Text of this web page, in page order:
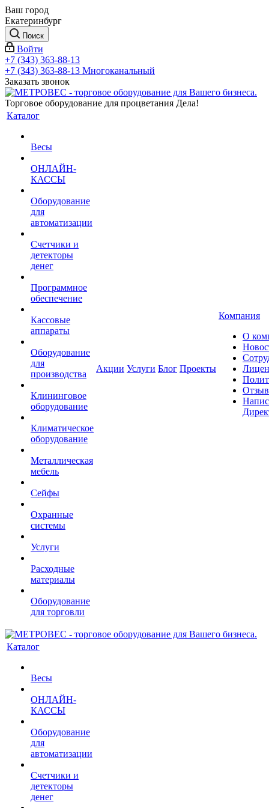
Ваш город
Екатеринбург
Поиск
Войти
+7 (343) 363-88-13
+7 (343) 363-88-13 Многоканальный
Заказать звонок
Торговое оборудование для процветания Дела!
Каталог
Весы
ОНЛАЙН-
КАССЫ
Оборудование
для
автоматизации
Счетчики и
детекторы
денег
Программное
обеспечение
Кассовые
аппараты
Оборудование
для
производства
Клининговое
оборудование
Климатическое
оборудование
Металлическая
мебель
Сейфы
Охранные
системы
Услуги
Расходные
материалы
Оборудование
для торговли
Акции Услуги Блог Проекты
Компания
О
Каталог
Весы
ОНЛАЙН-
КАССЫ
Оборудование
для
автоматизации
Счетчики и
детекторы
денег